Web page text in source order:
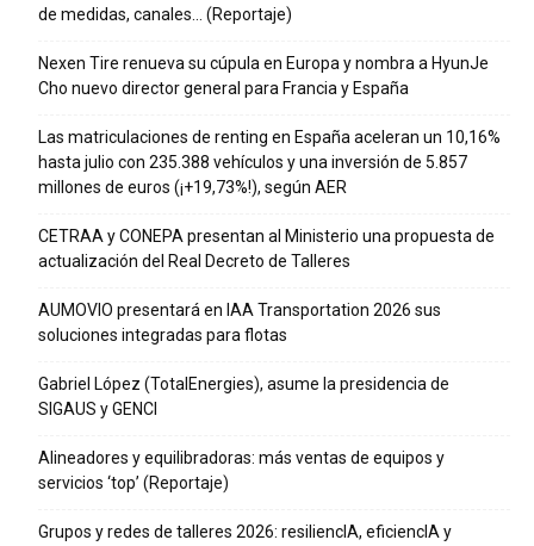
de medidas, canales… (Reportaje)
Nexen Tire renueva su cúpula en Europa y nombra a HyunJe
Cho nuevo director general para Francia y España
Las matriculaciones de renting en España aceleran un 10,16%
hasta julio con 235.388 vehículos y una inversión de 5.857
millones de euros (¡+19,73%!), según AER
CETRAA y CONEPA presentan al Ministerio una propuesta de
actualización del Real Decreto de Talleres
AUMOVIO presentará en IAA Transportation 2026 sus
soluciones integradas para flotas
Gabriel López (TotalEnergies), asume la presidencia de
SIGAUS y GENCI
Alineadores y equilibradoras: más ventas de equipos y
servicios ‘top’ (Reportaje)
Grupos y redes de talleres 2026: resiliencIA, eficiencIA y